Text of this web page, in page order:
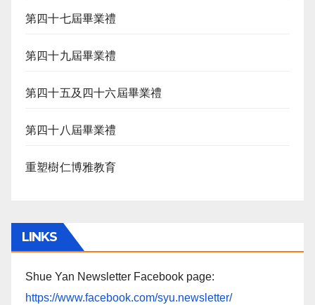
第四十七屆畢業禮
第四十九屆畢業禮
第四十五及四十六屆畢業禮
第四十八屆畢業禮
重塑樹仁博雅教育
LINKS
Shue Yan Newsletter Facebook page:
https://www.facebook.com/syu.newsletter/